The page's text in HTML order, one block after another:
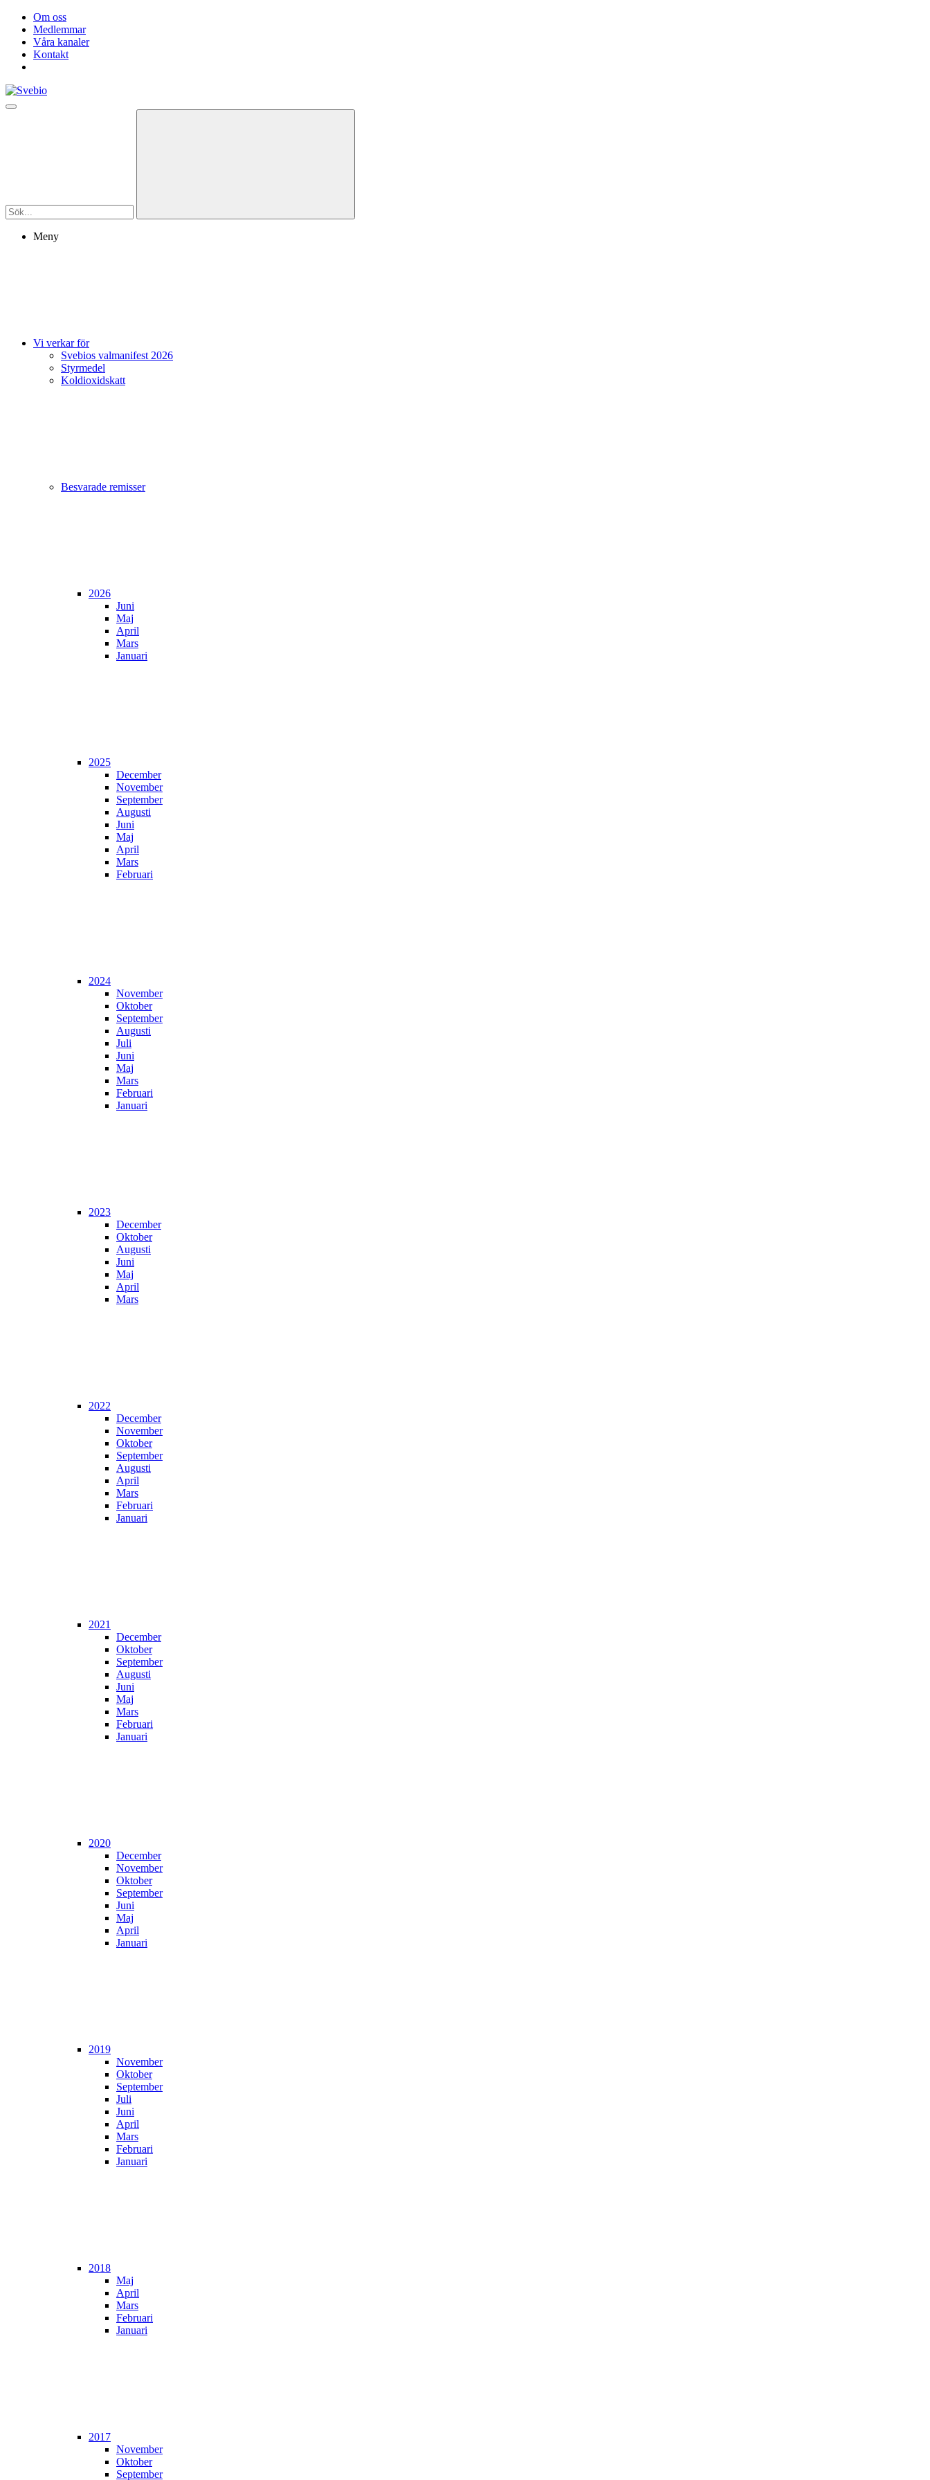
Om oss
Medlemmar
Våra kanaler
Kontakt
Meny
Vi verkar för
Svebios valmanifest 2026
Styrmedel
Koldioxidskatt
Besvarade remisser
2026
Juni
Maj
April
Mars
Januari
2025
December
November
September
Augusti
Juni
Maj
April
Mars
Februari
2024
November
Oktober
September
Augusti
Juli
Juni
Maj
Mars
Februari
Januari
2023
December
Oktober
Augusti
Juni
Maj
April
Mars
2022
December
November
Oktober
September
Augusti
April
Mars
Februari
Januari
2021
December
Oktober
September
Augusti
Juni
Maj
Mars
Februari
Januari
2020
December
November
Oktober
September
Juni
Maj
April
Januari
2019
November
Oktober
September
Juli
Juni
April
Mars
Februari
Januari
2018
Maj
April
Mars
Februari
Januari
2017
November
Oktober
September